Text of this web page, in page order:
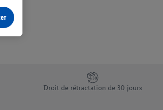
Droit de rétractation de 30 jours